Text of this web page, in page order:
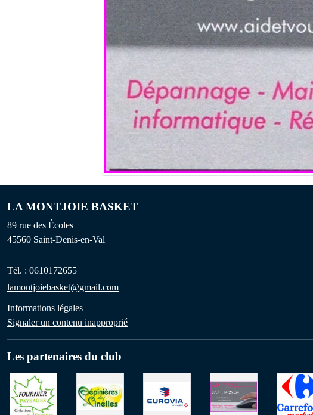
LA MONTJOIE BASKET
89 rue des Écoles
45560 Saint-Denis-en-Val
Tél. : 0610172655
lamontjoiebasket@gmail.com
Informations légales
Signaler un contenu inapproprié
Les partenaires du club